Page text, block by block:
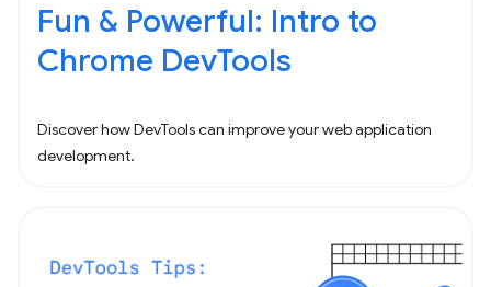
Fun & Powerful: Intro to
Chrome DevTools
Discover how DevTools can improve your web application
development.